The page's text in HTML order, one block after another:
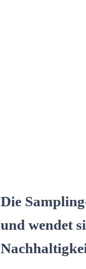
Die
und wendet